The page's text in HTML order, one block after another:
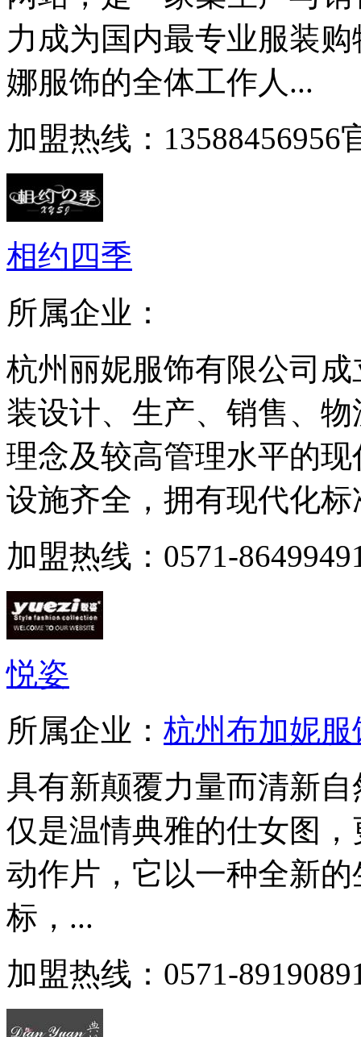
力成为国内最专业服装
娜服饰的全体工作人...
加盟热线：13588456956
相约四季
所属企业：
杭州丽妮服饰有限公司
装设计、生产、销售、
理念及较高管理水平的
设施齐全，拥有现代化
加盟热线：0571-
悦姿
所属企业： 杭州布加妮
具有新颠覆力量而清新
仅是温情典雅的仕女图
动作片，它以一种全新
标，...
加盟热线：0571-